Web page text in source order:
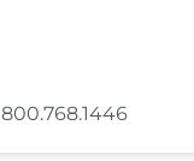
800.768.1446